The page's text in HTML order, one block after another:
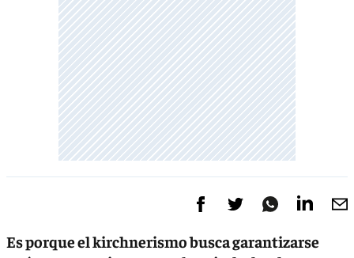
Es porque el kirchnerismo busca garantizarse